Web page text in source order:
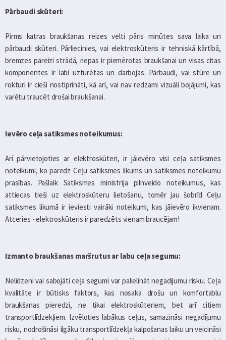
Pārbaudi skūteri:
Pirms katras braukšanas reizes velti pāris minūtes sava laika un
pārbaudi skūteri. Pārliecinies, vai elektroskūteris ir tehniskā kārtībā,
bremzes pareizi strādā, riepas ir piemērotas braukšanai un visas citas
komponentes ir labi uzturētas un darbojas. Pārbaudi, vai stūre un
rokturi ir cieši nostiprināti, kā arī, vai nav redzami vizuāli bojājumi, kas
varētu traucēt drošai braukšanai.
Ievēro ceļa satiksmes noteikumus:
Arī pārvietojoties ar elektroskūteri, ir jāievēro visi ceļa satiksmes
noteikumi, ko paredz Ceļu satiksmes likums un satiksmes noteikumu
prasības. Pašlaik Satiksmes ministrija pilnveido noteikumus, kas
attiecas tieši uz elektroskūteru lietošanu, tomēr jau šobrīd Ceļu
satiksmes likumā ir ieviesti vairāki noteikumi, kas jāievēro ikvienam.
Atceries - elektroskūteris ir paredzēts vienam braucējam!
Izmanto braukšanas maršrutus ar labu ceļa segumu:
Nelīdzeni vai sabojāti ceļa segumi var palielināt negadījumu risku. Ceļa
kvalitāte ir būtisks faktors, kas nosaka drošu un komfortablu
braukšanas pieredzi, ne tikai elektroskūteriem, bet arī citiem
transportlīdzekļiem. Izvēloties labākus ceļus, samazināsi negadījumu
risku, nodrošināsi ilgāku transportlīdzekļa kalpošanas laiku un veicināsi